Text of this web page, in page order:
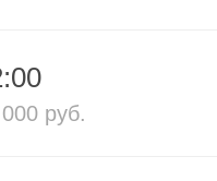
руб.